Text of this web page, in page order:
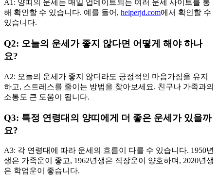
A1: 양띠의 운세는 매일 업데이트되는 여러 운세 사이트를 통
해 확인할 수 있습니다. 예를 들어, helperjd.com에서 확인할 수
있습니다.
Q2: 오늘의 운세가 좋지 않다면 어떻게 해야 하나
요?
A2: 오늘의 운세가 좋지 않더라도 긍정적인 마음가짐을 유지
하고, 스트레스를 줄이는 방법을 찾아보세요. 친구나 가족과의
소통도 큰 도움이 됩니다.
Q3: 특정 연령대의 양띠에게 더 좋은 운세가 있을까
요?
A3: 각 연령대에 따라 운세의 흐름이 다를 수 있습니다. 1950년
생은 가족운이 좋고, 1962년생은 직장운이 양호하며, 2020년생
은 학업운이 좋습니다.